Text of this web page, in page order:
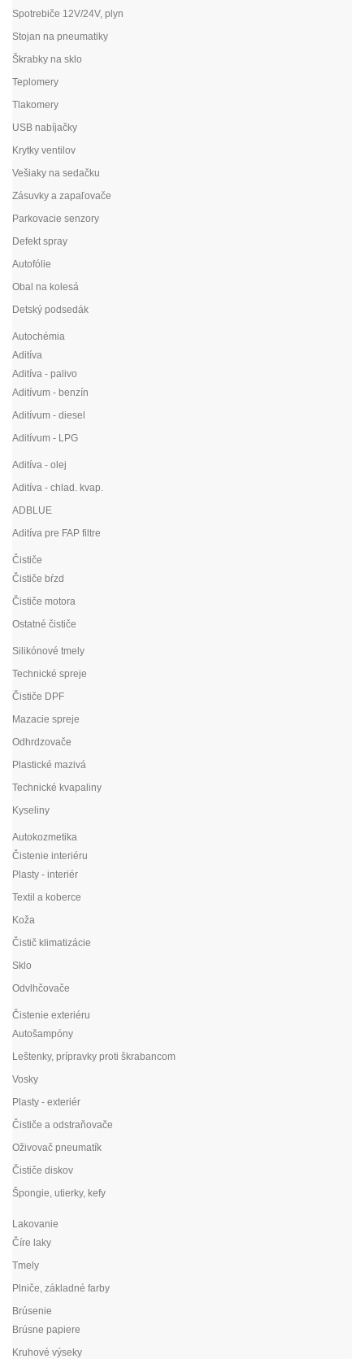
Spotrebiče 12V/24V, plyn
Stojan na pneumatiky
Škrabky na sklo
Teplomery
Tlakomery
USB nabíjačky
Krytky ventilov
Vešiaky na sedačku
Zásuvky a zapaľovače
Parkovacie senzory
Defekt spray
Autofólie
Obal na kolesá
Detský podsedák
Autochémia
Aditíva
Aditíva - palivo
Aditívum - benzín
Aditívum - diesel
Aditívum - LPG
Aditíva - olej
Aditíva - chlad. kvap.
ADBLUE
Aditíva pre FAP filtre
Čističe
Čističe bŕzd
Čističe motora
Ostatné čističe
Silikónové tmely
Technické spreje
Čističe DPF
Mazacie spreje
Odhrdzovače
Plastické mazivá
Technické kvapaliny
Kyseliny
Autokozmetika
Čistenie interiéru
Plasty - interiér
Textil a koberce
Koža
Čistič klimatizácie
Sklo
Odvlhčovače
Čistenie exteriéru
Autošampóny
Leštenky, prípravky proti škrabancom
Vosky
Plasty - exteriér
Čističe a odstraňovače
Oživovač pneumatík
Čističe diskov
Špongie, utierky, kefy
Lakovanie
Číre laky
Tmely
Plniče, základné farby
Brúsenie
Brúsne papiere
Kruhové výseky